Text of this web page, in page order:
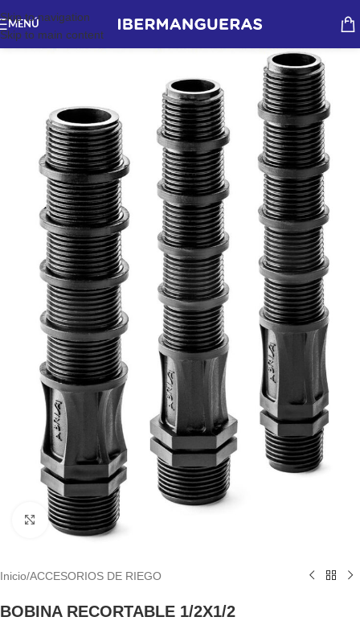
Skip to navigation
Skip to main content
MENÚ
Haga Click para agrandar
Inicio/ACCESORIOS DE RIEGO
BOBINA RECORTABLE 1/2X1/2